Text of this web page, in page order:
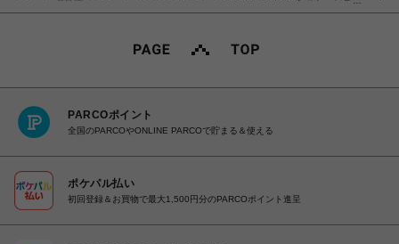
PARCOポイント
全国のPARCOやONLINE PARCOで貯まる＆使える
ポケパル払い
初回登録＆お買物で最大1,500円分のPARCOポイント進呈